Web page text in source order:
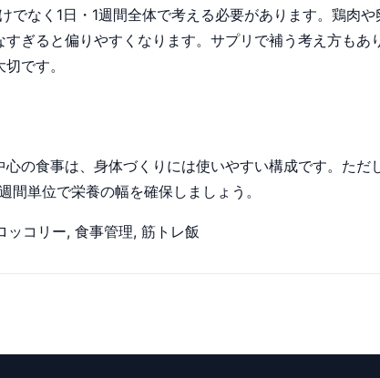
でなく1日・1週間全体で考える必要があります。鶏肉
ぎると偏りやすくなります。サプリで補う考え方もあ
です。
の食事は、身体づくりには使いやすい構成です。ただ
間単位で栄養の幅を確保しましょう。
ッコリー, 食事管理, 筋トレ飯